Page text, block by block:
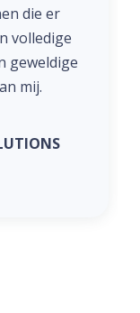
die er
volledige
geweldige
mij.